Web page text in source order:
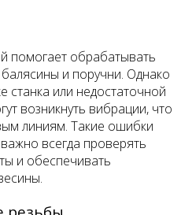
помогает обрабатывать
балясины и поручни. Однако
станка или недостаточной
возникнуть вибрации, что
линиям. Такие ошибки
всегда проверять
и обеспечивать